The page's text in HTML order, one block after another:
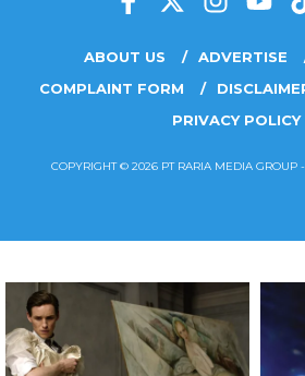
ABOUT US ADVERTISE
COMPLAINT FORM
PRIVACY POLICY
COPYRIGHT © 2026 PT RARIA MEDIA GROUP